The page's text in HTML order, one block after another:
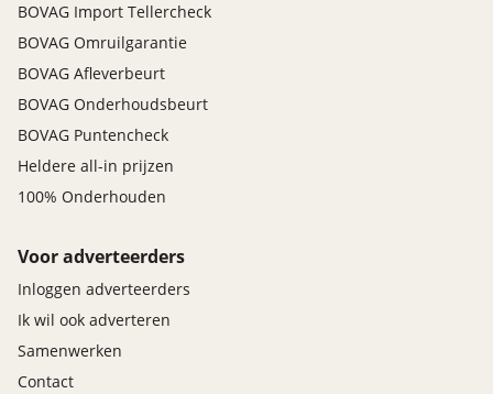
BOVAG Import Tellercheck
BOVAG Omruilgarantie
BOVAG Afleverbeurt
BOVAG Onderhoudsbeurt
BOVAG Puntencheck
Heldere all-in prijzen
100% Onderhouden
Voor adverteerders
Inloggen adverteerders
Ik wil ook adverteren
Samenwerken
Contact